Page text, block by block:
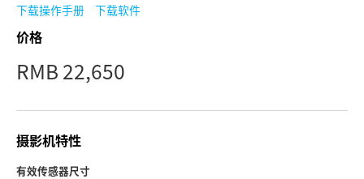
New Zealand
下载操作手册
下载软件
价格
RMB 22,650
摄影机特性
有效传感器尺寸